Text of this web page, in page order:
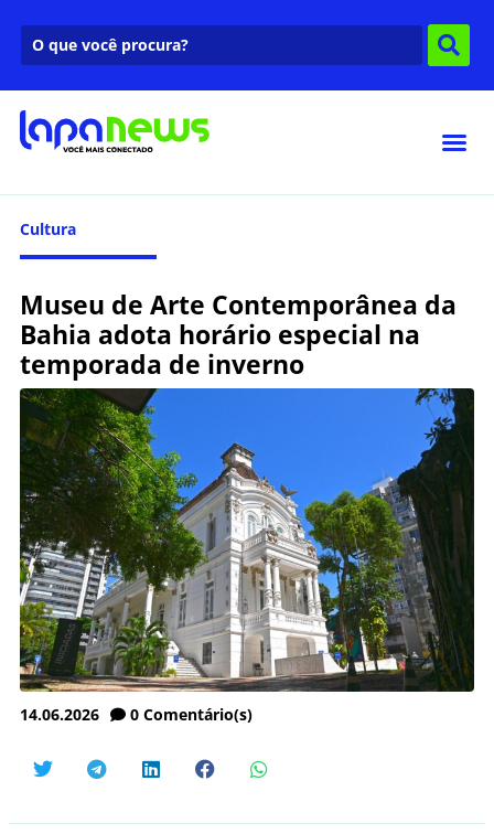
Cultura
Museu de Arte Contemporânea da
Bahia adota horário especial na
temporada de inverno
14.06.2026 0 Comentário(s)